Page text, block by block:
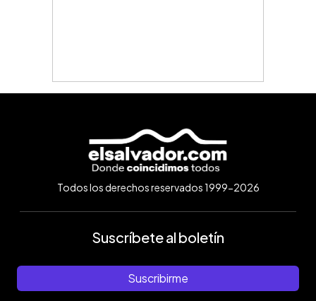
Todos los derechos reservados 1999-2026
Suscríbete al boletín
Suscribirme